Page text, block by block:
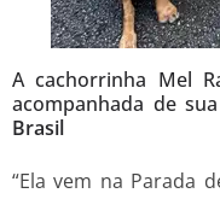
A cachorrinha Mel
acompanhada de
Brasil
“Ela vem na Parada